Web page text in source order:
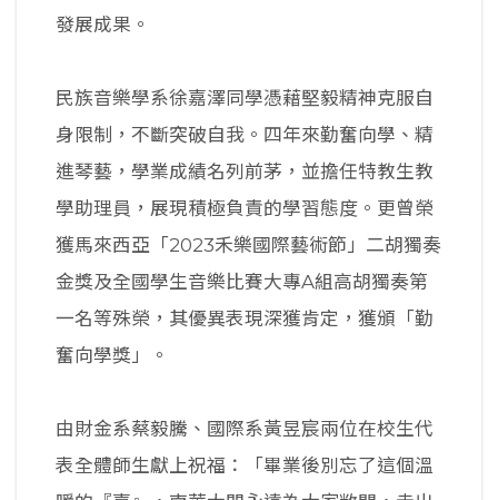
發展成果。
民族音樂學系徐嘉澤同學憑藉堅毅精神克服自
身限制，不斷突破自我。四年來勤奮向學、精
進琴藝，學業成績名列前茅，並擔任特教生教
學助理員，展現積極負責的學習態度。更曾榮
獲馬來西亞「2023禾樂國際藝術節」二胡獨奏
金獎及全國學生音樂比賽大專A組高胡獨奏第
一名等殊榮，其優異表現深獲肯定，獲頒「勤
奮向學獎」。
由財金系蔡毅騰、國際系黃昱宸兩位在校生代
表全體師生獻上祝福：「畢業後別忘了這個溫